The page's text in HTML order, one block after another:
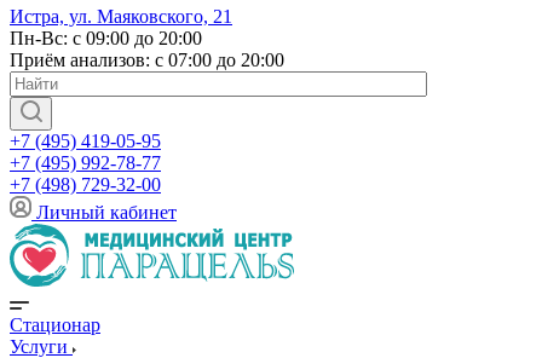
Истра, ул. Маяковского, 21
Пн-Вс: с 09:00 до 20:00
Приём анализов: с 07:00 до 20:00
+7 (495) 419-05-95
+7 (495) 992-78-77
+7 (498) 729-32-00
Личный кабинет
Стационар
Услуги